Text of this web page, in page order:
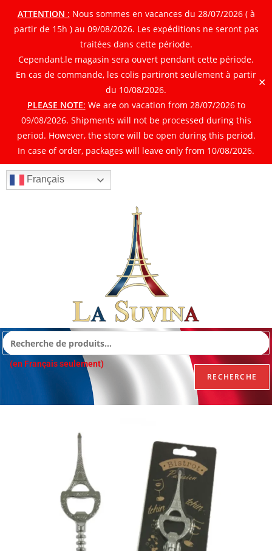
ATTENTION : Nous sommes en vacances du 28/07/2026 ( à
partir de 15h ) au 09/08/2026. Les expéditions ne seront pas
traitées dans cette période.
Cependant,le magasin sera ouvert pendant cette période.
En cas de commande, les colis partiront seulement à partir
du 10/08/2026.
PLEASE NOTE: We are on vacation from 28/07/2026 to
09/08/2026. Shipments will not be processed during this
period. However, the store will be open during this period.
In case of order, packages will leave only from 10/08/2026.
✕
Français
RECHERCHE
(en Français seulement)